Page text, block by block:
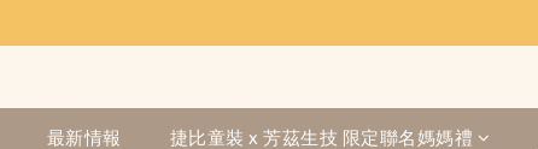
最新情報 捷比童裝 x 芳茲生技 限定聯名媽媽禮